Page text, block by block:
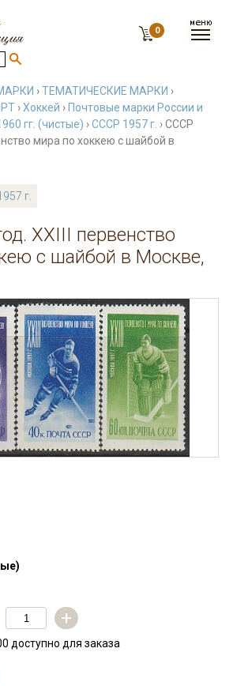
0
›ТЕМАТИЧЕСКИЕ МАРКИ ›
›Хоккей › Почтовые марки России и
гг. (чистые) ›СССР 1957 г. › СССР
мира по хоккею с шайбой в
г.
XXIII первенство
с шайбой в Москве,
+
доступно для заказа